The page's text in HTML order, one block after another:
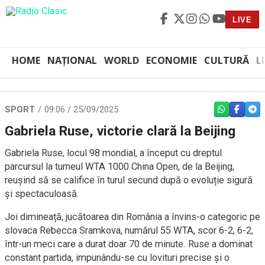
LIVE
HOME NAȚIONAL WORLD ECONOMIE CULTURĂ
SPORT 09:06 / 25/09/2025 WHATSAPP
Gabriela Ruse, victorie clară la Beijing
Gabriela Ruse, locul 98 mondial, a început cu dreptul
parcursul la turneul WTA 1000 China Open, de la Beijing,
reușind să se califice în turul secund după o evoluție sigură
și spectaculoasă.
Joi dimineață, jucătoarea din România a învins-o categoric pe
slovaca Rebecca Sramkova, numărul 55 WTA, scor 6-2, 6-2,
într-un meci care a durat doar 70 de minute. Ruse a dominat
constant partida, impunându-se cu lovituri precise și o